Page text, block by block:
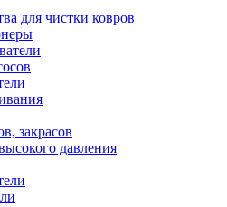
для чистки ковров
закрасов
давления